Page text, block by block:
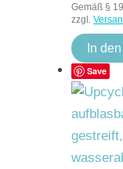
Gemäß §
zzgl.
In
Save